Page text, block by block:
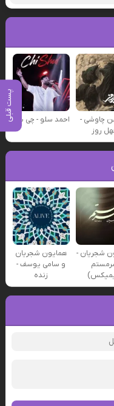
پست قبلی
چاوشی -
روز
احمد سلو - چی شد
شجریان -
همایون شجریان
و سامی یوسف -
زنده